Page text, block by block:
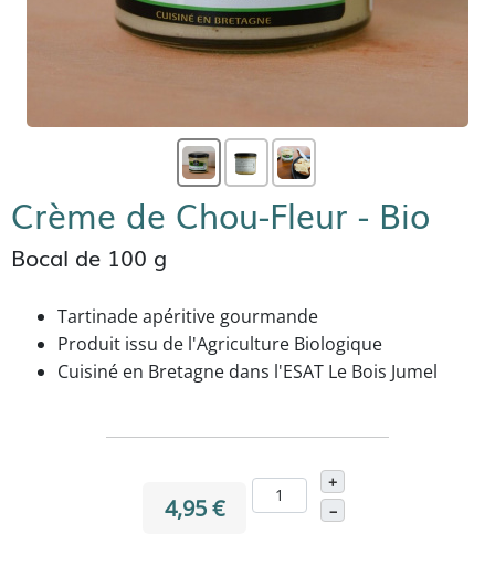
Crème de Chou-Fleur - Bio
Bocal de 100 g
Tartinade apéritive gourmande
Produit issu de l'Agriculture Biologique
Cuisiné en Bretagne dans l'ESAT Le Bois Jumel
4,95 €
+
–